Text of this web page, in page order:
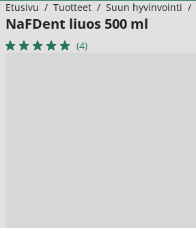
Etusivu / Tuotteet / Suun hyvinvointi /
NaFDent liuos 500 ml
(4)